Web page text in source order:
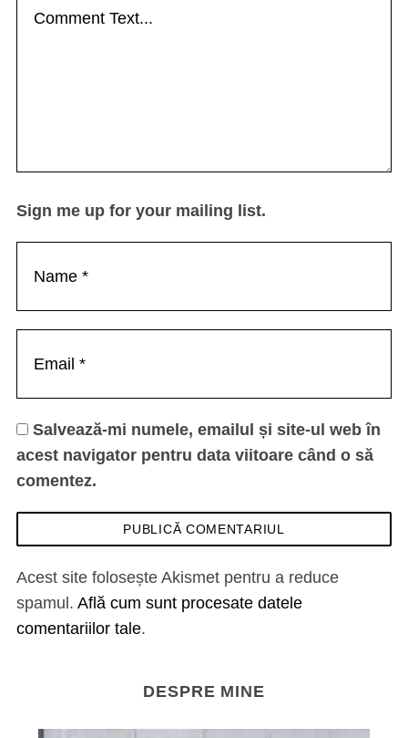
Sign me up for your mailing list.
Salvează-mi numele, emailul și site-ul web în
acest navigator pentru data viitoare când o să
comentez.
Acest site folosește Akismet pentru a reduce
spamul. Află cum sunt procesate datele
comentariilor tale.
DESPRE MINE